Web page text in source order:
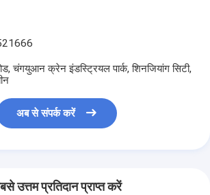
चंगयुआन क्रेन इंडस्ट्रियल पार्क, शिनजियांग सिटी,
अब से संपर्क करें
उत्तम प्रतिदान प्राप्त करें